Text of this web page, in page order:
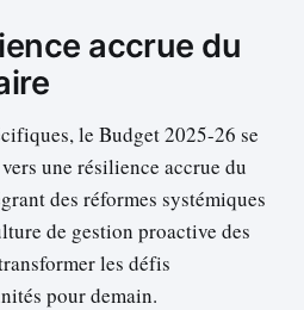
accrue du
le Budget 2025-26 se
une résilience accrue du
des réformes systémiques
de gestion proactive des
les défis
pour demain.